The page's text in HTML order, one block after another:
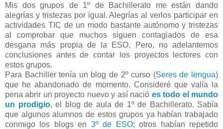
Mis dos grupos de 1º de Bachillerato me están dando
alegrías y tristezas por igual. Alegrías al verlos participar en
actividades TIC de un modo bastante autónomo y tristezas
al comprobar que muchos siguen contagiados de esa
desgana más propia de la ESO. Pero, no adelantemos
conclusiones antes de contar los proyectos lectores con
estos grupos.
Para Bachiller tenía un blog de 2º curso (Seres de lengua)
que he abandonado de momento. Consideré que valía la
pena abrir un proyecto nuevo y así nació es todo el mundo
un prodigio, el blog de aula de 1º de Bachillerato. Sabía
que algunos alumnos de estos grupos ya habían trabajado
conmigo los blogs en 3º de ESO; otros habían repetido